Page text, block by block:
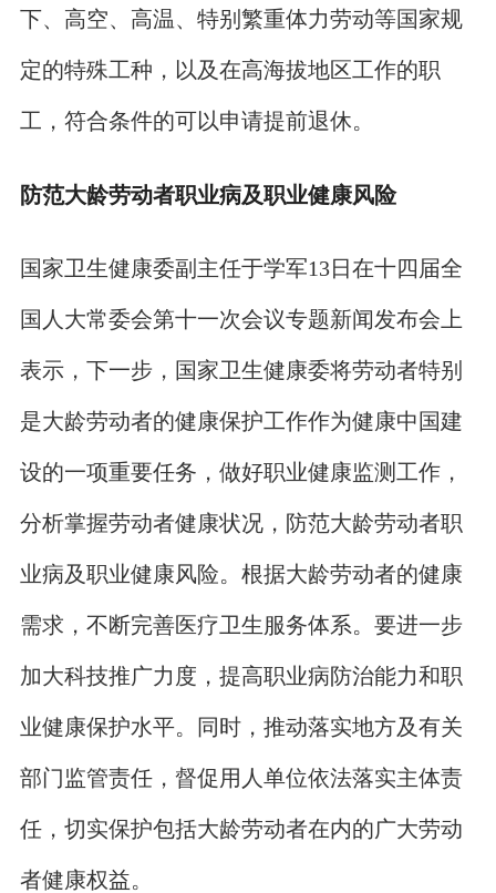
下、高空、高温、特别繁重体力劳动等国家规
定的特殊工种，以及在高海拔地区工作的职
工，符合条件的可以申请提前退休。
防范大龄劳动者职业病及职业健康风险
国家卫生健康委副主任于学军13日在十四届全
国人大常委会第十一次会议专题新闻发布会上
表示，下一步，国家卫生健康委将劳动者特别
是大龄劳动者的健康保护工作作为健康中国建
设的一项重要任务，做好职业健康监测工作，
分析掌握劳动者健康状况，防范大龄劳动者职
业病及职业健康风险。根据大龄劳动者的健康
需求，不断完善医疗卫生服务体系。要进一步
加大科技推广力度，提高职业病防治能力和职
业健康保护水平。同时，推动落实地方及有关
部门监管责任，督促用人单位依法落实主体责
任，切实保护包括大龄劳动者在内的广大劳动
者健康权益。